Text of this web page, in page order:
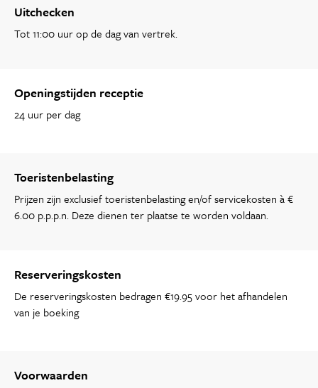
Uitchecken
Tot 11:00 uur op de dag van vertrek.
Openingstijden receptie
24 uur per dag
Toeristenbelasting
Prijzen zijn exclusief toeristenbelasting en/of servicekosten à €
6.00 p.p.p.n. Deze dienen ter plaatse te worden voldaan.
Reserveringskosten
De reserveringskosten bedragen €19.95 voor het afhandelen
van je boeking
Voorwaarden